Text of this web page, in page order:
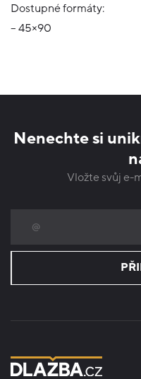
Dostupné formáty:
– 45×90
Nenechte si
Vložte svůj e-